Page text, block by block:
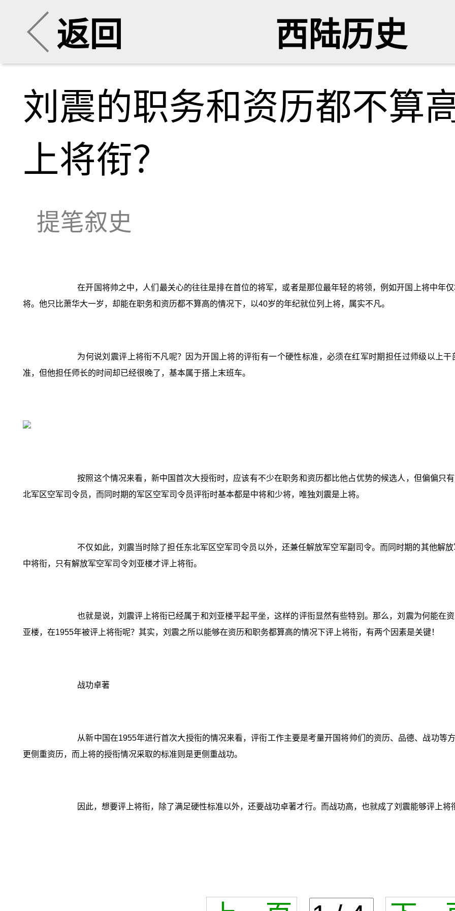
返回 西陆历史
刘震的职务和资历都不算
上将衔？
提笔叙史
在开国将帅之中，人们最关心的往往是排在首位的将军，或者是那位最年轻的将领，例如开国上将中年
将。他只比萧华大一岁，却能在职务和资历都不算高的情况下，以40岁的年纪就位列上将，属实不凡。
为何说刘震评上将衔不凡呢？因为开国上将的评衔有一个硬性标准，必须在红军时期担任过师级以上
准，但他担任师长的时间却已经很晚了，基本属于搭上末班车。
按照这个情况来看，新中国首次大授衔时，应该有不少在职务和资历都比他占优势的候选人，但偏偏只
北军区空军司令员，而同时期的军区空军司令员评衔时基本都是中将和少将，唯独刘震是上将。
不仅如此，刘震当时除了担任东北军区空军司令员以外，还兼任解放军空军副司令。而同时期的其他解
中将衔，只有解放军空军司令刘亚楼才评上将衔。
也就是说，刘震评上将衔已经属于和刘亚楼平起平坐，这样的评衔显然有些特别。那么，刘震为何能在
亚楼，在1955年被评上将衔呢？其实，刘震之所以能够在资历和职务都算高的情况下评上将衔，有两个因素是关键！
战功卓著
从新中国在1955年进行首次大授衔的情况来看，评衔工作主要是考量开国将帅们的资历、品德、战功等
更侧重资历，而上将的授衔情况采取的标准则是更侧重战功。
因此，想要评上将衔，除了满足硬性标准以外，还要战功卓著才行。而战功高，也就成了刘震能够评上将